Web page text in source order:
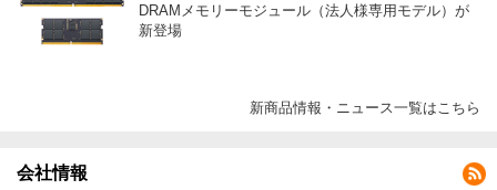
DRAMメモリーモジュール（法人様専用モデル）が
新登場
新商品情報・ニュース一覧はこちら
会社情報